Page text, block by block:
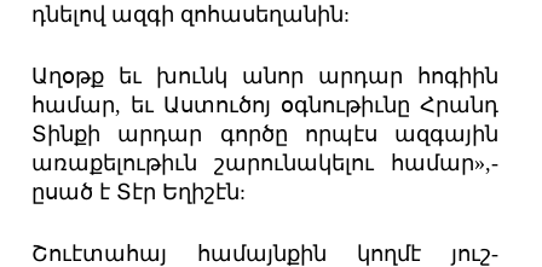
դնելով ազգի զոհասեղանին:
Աղօթք եւ խունկ անոր արդար հոգիին
համար, եւ Աստուծոյ օգնութիւնը Հրանդ
Տինքի արդար գործը որպէս ազգային
առաքելութիւն շարունակելու համար»,-
ըսած է Տէր Եղիշէն:
Շուէտահայ համայնքին կողմէ յուշ-